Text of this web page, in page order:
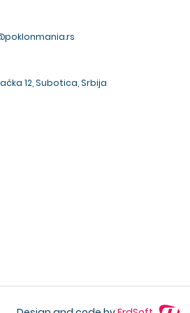
12, Subotica, Srbija